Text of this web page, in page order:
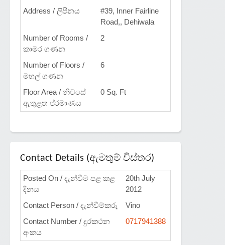
Address / ලිපිනය
#39, Inner Fairline
Road,, Dehiwala
Number of Rooms /
කාමර ගණන
2
Number of Floors /
මහල් ගණන
6
Floor Area / නිවසේ
ඇතුළත ප්රමාණය
0 Sq. Ft
Contact Details (ඇමතුම් විස්තර)
Posted On / දැන්වීම පළ කළ
දිනය
20th July
2012
Contact Person / දැන්වීම්කරු
Vino
Contact Number / දුරකථන
අංකය
0717941388